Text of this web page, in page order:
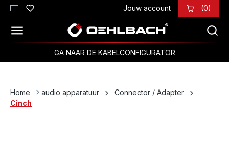
Ga naar de hoofdinhoud Jouw account (0)
GA NAAR DE KABELCONFIGURATOR
Home audio apparatuur
Connector / Adapter
Cinch